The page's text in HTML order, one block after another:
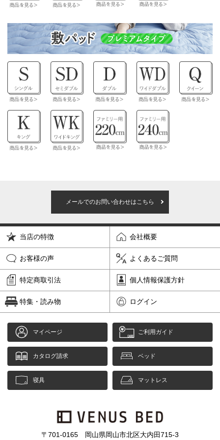
メールでのお問い合わせはこちら
当店の特徴 会社概要
お客様の声 よくあるご質問
特定商取引法 個人情報保護方針
特集・読み物 ログイン
マイページ ご利用ガイド
カタログ請求 ベッド
寝具 マットレス
〒701-0165 岡山県岡山市北区大内田715-3